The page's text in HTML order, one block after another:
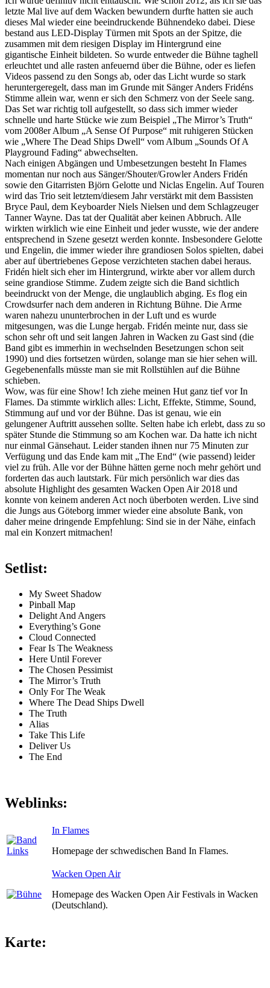
letzte Mal live auf dem Wacken bewundern durfte hatten sie auch
dieses Mal wieder eine beeindruckende Bühnendeko dabei. Diese
bestand aus LED-Display Türmen mit Spots an der Spitze, die
zusammen mit dem riesigen Display im Hintergrund eine
gigantische Einheit bildeten. So wurde entweder die Bühne taghell
erleuchtet und alle rasten anfeuernd über die Bühne, oder es liefen
Videos passend zu den Songs ab, oder das Licht wurde so stark
heruntergeregelt, dass man im Grunde mit Sänger Anders Fridéns
Stimme allein war, wenn er sich den Schmerz von der Seele sang.
Das Set war richtig toll aufgestellt, so dass sich immer wieder
schnelle und harte Stücke wie zum Beispiel „The Mirror’s Truth“
vom 2008er Album „A Sense Of Purpose“ mit ruhigeren Stücken
wie „Where The Dead Ships Dwell“ vom Album „Sounds Of A
Playground Fading“ abwechselten.
Nach einigen Abgängen und Umbesetzungen besteht In Flames
momentan nur noch aus Sänger/Shouter/Growler Anders Fridén
sowie den Gitarristen Björn Gelotte und Niclas Engelin. Auf Touren
wird das Trio seit letztem/diesem Jahr verstärkt mit dem Bassisten
Bryce Paul, dem Keyboarder Niels Nielsen und dem Schlagzeuger
Tanner Wayne. Das tat der Qualität aber keinen Abbruch. Alle
wirkten wirklich wie eine Einheit und jeder wusste, wie der andere
entsprechend in Szene gesetzt werden konnte. Insbesondere Gelotte
und Engelin, die immer wieder ihre grandiosen Solos spielten, dabei
aber auf übertriebenes Gepose verzichteten stachen dabei heraus.
Fridén hielt sich eher im Hintergrund, wirkte aber vor allem durch
seine grandiose Stimme. Zudem zeigte sich die Band sichtlich
beeindruckt von der Menge, die unglaublich abging. Es flog ein
Crowdsurfer nach dem anderen in Richtung Bühne. Die Arme
waren nahezu ununterbrochen in der Luft und es wurde
mitgesungen, was die Lunge hergab. Fridén meinte nur, dass sie
schon sehr oft und seit langen Jahren in Wacken zu Gast sind (die
Band gibt es immerhin in wechselnden Besetzungen schon seit
1990) und dies fortsetzen würden, solange man sie hier sehen will.
Gegebenenfalls müsste man sie mit Rollstühlen auf die Bühne
schieben.
Wow, was für eine Show! Ich ziehe meinen Hut ganz tief vor In
Flames. Da stimmte wirklich alles: Licht, Effekte, Stimme, Sound,
Stimmung auf und vor der Bühne. Das ist genau, wie ein
gelungener Auftritt aussehen sollte. Selten habe ich erlebt, dass zu so
später Stunde die Stimmung so am Kochen war. Da hatte ich nicht
nur einmal Gänsehaut. Leider standen ihnen nur 75 Minuten zur
Verfügung und das Ende kam mit „The End“ (wie passend) leider
viel zu früh. Alle vor der Bühne hätten gerne noch mehr gehört und
forderten das auch lautstark. Für mich persönlich war dies das
absolute Highlight des gesamten Wacken Open Air 2018 und
konnte von keinem anderen Act noch überboten werden. Live sind
die Jungs aus Göteborg immer wieder eine absolute Bank, von
daher meine dringende Empfehlung: Sind sie in der Nähe, einfach
mal ein Konzert mitmachen!
Setlist:
My Sweet Shadow
Pinball Map
Delight And Angers
Everything’s Gone
Cloud Connected
Fear Is The Weakness
Here Until Forever
The Chosen Pessimist
The Mirror’s Truth
Only For The Weak
Where The Dead Ships Dwell
The Truth
Alias
Take This Life
Deliver Us
The End
Weblinks:
In Flames
Homepage der schwedischen Band In Flames.
Wacken Open Air
Homepage des Wacken Open Air Festivals in Wacken
(Deutschland).
Karte: